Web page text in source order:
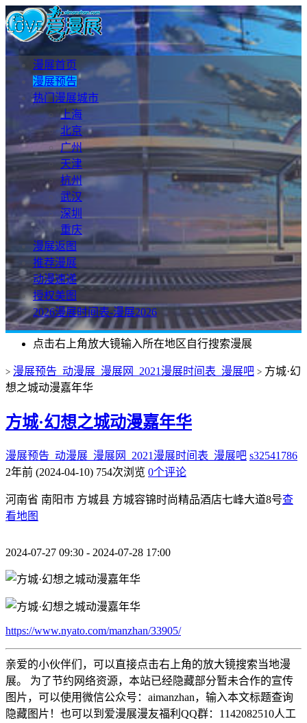
漫展首页
漫展预告
热门漫展城市
上海
北京
广州
天津
杭州
武汉
深圳
重庆
漫展返图
推荐漫展
动漫速递
授权美图
2026漫展时间表-漫展2026
点击右上角放大镜输入所在地区自行搜索漫展
> 漫展预告_动漫展_漫展网_2021漫展时间表_漫展吧 > 方城·幻
想之城动漫嘉年华
方城·幻想之城动漫嘉年华
漫展预告_动漫展_漫展网_2021漫展时间表_漫展吧 s32541786
2年前 (2024-04-10) 754次浏览 0个评论
河南省 南阳市 方城县 方城容锦时尚精品酒店七峰大道8号查
看地图
2024-07-27 09:30 - 2024-07-28 17:00
https://www.nyato.com/manzhan/33905/
亲爱的小伙伴们，可以直接点击右上角的放大镜搜索当地漫
展。 为了节约网络资源，本站已经隐藏部分暂未合作的宣传
图片，可以使用微信公众号：aimanzhan，输入本文标题查询
隐藏图片！也可以到爱漫展漫友福利QQ群：1142082510人工